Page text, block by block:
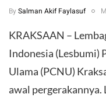
By Salman Akif Faylasuf
KRAKSAAN –
Indonesia (Lesbumi)
Ulama (PCNU)
awal